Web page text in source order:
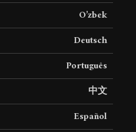
O’zbek
Deutsch
Português
中文
Español